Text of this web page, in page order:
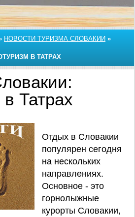
НОВОСТИ ТУРИЗМА СЛОВАКИИ »
В ТАТРАХ
в Татрах
Отдых в Словакии
популярен сегодня
на нескольких
направлениях.
Основное - это
горнолыжные
курорты Словакии,